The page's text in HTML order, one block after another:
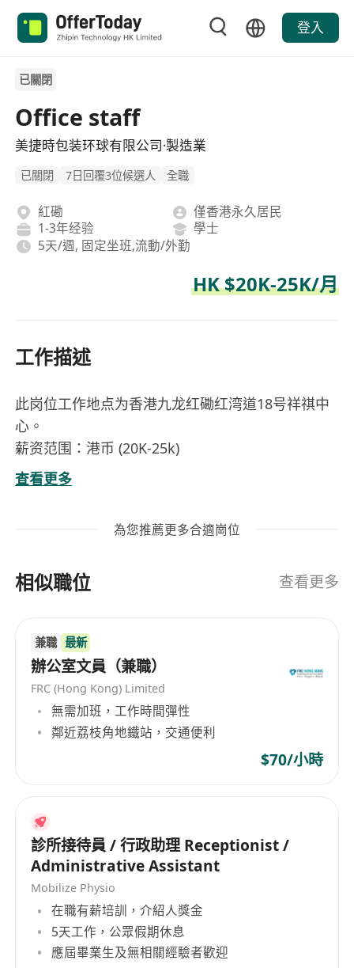
登入
已關閉
Office staff
美捷時包装环球有限公司·製造業
已關閉 7日回覆3位候選人 全職
紅磡
僅香港永久居民
1-3年经验
學士
5天/週, 固定坐班,流動/外勤
HK $20K-25K/月
工作描述
此岗位工作地点为香港九龙红磡红湾道18号祥祺中
心。
薪资范围：港币 (20K-25k)
岗位职责：
1. 参与公司年度销售计划和预算方案的制定，完成
2. 根据市场变化情况 调整销售计划并制定销售策
3.定期组织员工业务培训，负责监督、协调员工的
4.定期提交商超销售计划及销售状况分析报告；
5.负责香港办公室的全面管理工作；
6.负责政府部门相关对接工作；
7.负责文件资料整理，行政事务管理；
8.处理上级安排的其他工作。
2.香港居民，粤语、英语流利，有香港驾照和大陆
驾照，有过政府部门对接工作经验优先
3. 有丰富的零售行业实操及管理经验，涵盖商超，
百货、餐饮、快消等大零售领域;
4. 精通商超的运营，具备极强的生意头脑，对新业
态发展
趋势思考力强；
查看更多
為您推薦更多合適崗位
相似職位 查看更多
兼職 最新
辦公室文員（兼職）
FRC (Hong Kong) Limited
無需加班，工作時間彈性
鄰近荔枝角地鐵站，交通便利
$70/小時
診所接待員 / 行政助理 Receptionist /
Administrative Assistant
Mobilize Physio
在職有薪培訓，介紹人獎金
5天工作，公眾假期休息
應屆畢業生及無相關經驗者歡迎